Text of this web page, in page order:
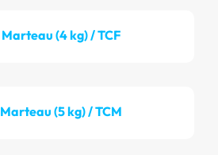
Marteau (4 kg) / TCF
Marteau (5 kg) / TCM